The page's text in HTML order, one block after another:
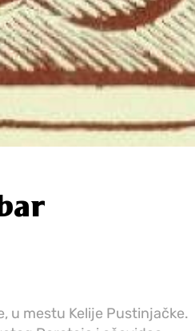
u mestu Kelije Pustinjačke.